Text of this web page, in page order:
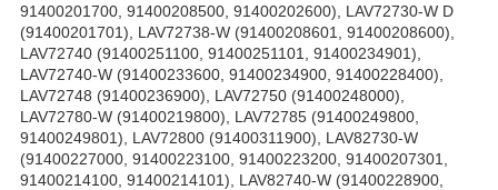
91400201700, 91400208500, 91400202600), LAV72730-W D
(91400201701), LAV72738-W (91400208601, 91400208600),
LAV72740 (91400251100, 91400251101, 91400234901),
LAV72740-W (91400233600, 91400234900, 91400228400),
LAV72748 (91400236900), LAV72750 (91400248000),
LAV72780-W (91400219800), LAV72785 (91400249800,
91400249801), LAV72800 (91400311900), LAV82730-W
(91400227000, 91400223100, 91400223200, 91400207301,
91400214100, 91400214101), LAV82740-W (91400228900,